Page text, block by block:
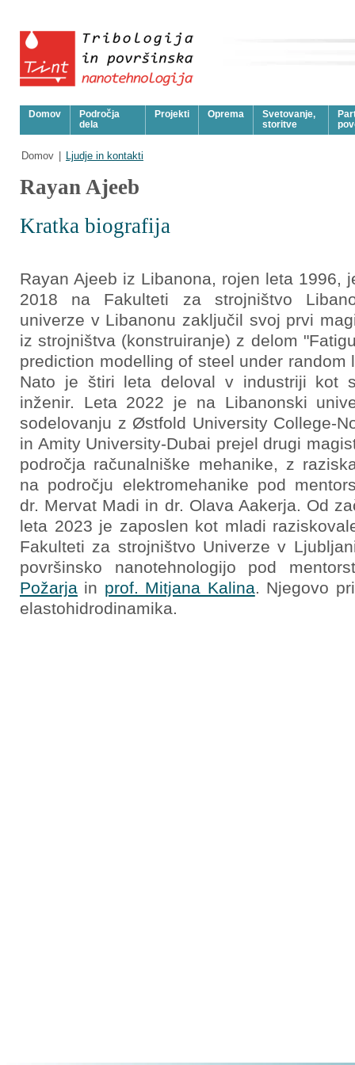
Domov
Področja
dela
Projekti Oprema
Svetovanje,
storitve
Domov Ljudje in kontakti
Rayan Ajeeb
Kratka biografija
Rayan Ajeeb iz Libanona, rojen leta 1996,
2018 na Fakulteti za strojništvo
univerze v Libanonu zaključil svoj prvi
iz strojništva (konstruiranje) z delom
prediction modelling of steel under random
Nato je štiri leta deloval v industriji kot
inženir. Leta 2022 je na Libanonski
sodelovanju z Østfold University College-
in Amity University-Dubai prejel drugi
področja računalniške mehanike, z
na področju elektromehanike pod
dr. Mervat Madi in dr. Olava Aakerja. Od
leta 2023 je zaposlen kot mladi
Fakulteti za strojništvo Univerze v
površinsko nanotehnologijo pod
Požarja in prof. Mitjana Kalina. Njegovo
elastohidrodinamika.